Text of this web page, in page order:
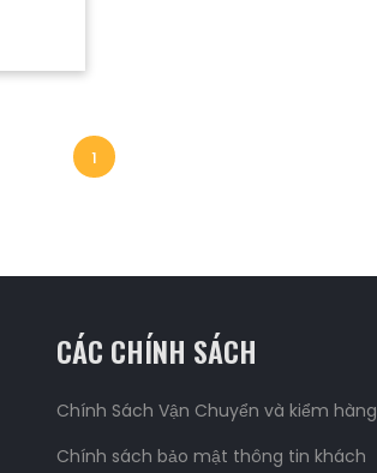
1
CÁC CHÍNH SÁCH
Chính Sách Vận Chuyển và kiểm hàng
Chính sách bảo mật thông tin khách